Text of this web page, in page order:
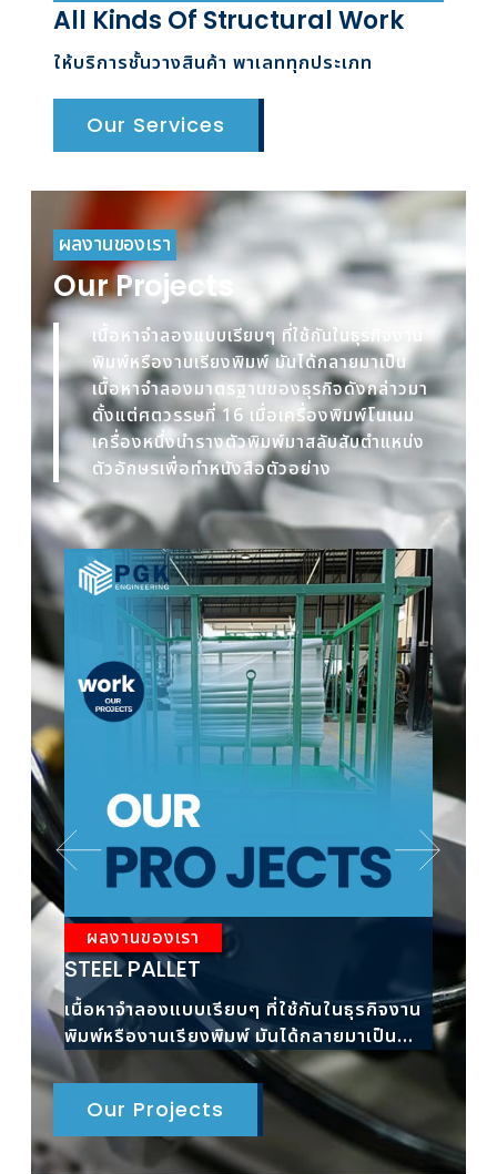
All Kinds Of Structural Work
ให้บริการชั้นวางสินค้า พาเลททุกประเภท
Our Services
ผลงานของเรา
Our Projects
เนื้อหาจำลองแบบเรียบๆ ที่ใช้กันในธุรกิจงาน
พิมพ์หรืองานเรียงพิมพ์ มันได้กลายมาเป็น
เนื้อหาจำลองมาตรฐานของธุรกิจดังกล่าวมา
ตั้งแต่ศตวรรษที่ 16 เมื่อเครื่องพิมพ์โนเนม
เครื่องหนึ่งนำรางตัวพิมพ์มาสลับสับตำแหน่ง
ตัวอักษรเพื่อทำหนังสือตัวอย่าง
ผลงานของเรา
STEEL PALLET
เนื้อหาจำลองแบบเรียบๆ ที่ใช้กันในธุรกิจงาน
พิมพ์หรืองานเรียงพิมพ์ มันได้กลายมาเป็น
เนื้อหาจำลองมาตรฐาน
เนื้อ
Our Projects